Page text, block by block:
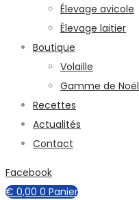
Élevage avicole
Élevage laitier
Boutique
Volaille
Gamme de Noël
Recettes
Actualités
Contact
Facebook
€ 0,00 0 Panier